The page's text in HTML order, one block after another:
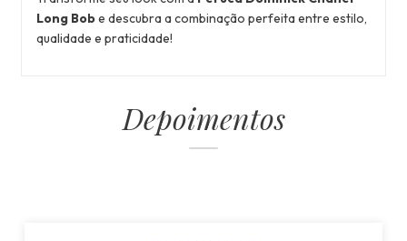
Long Bobe descubra a combinação perfeita entre estilo,
qualidade e praticidade!
Depoimentos